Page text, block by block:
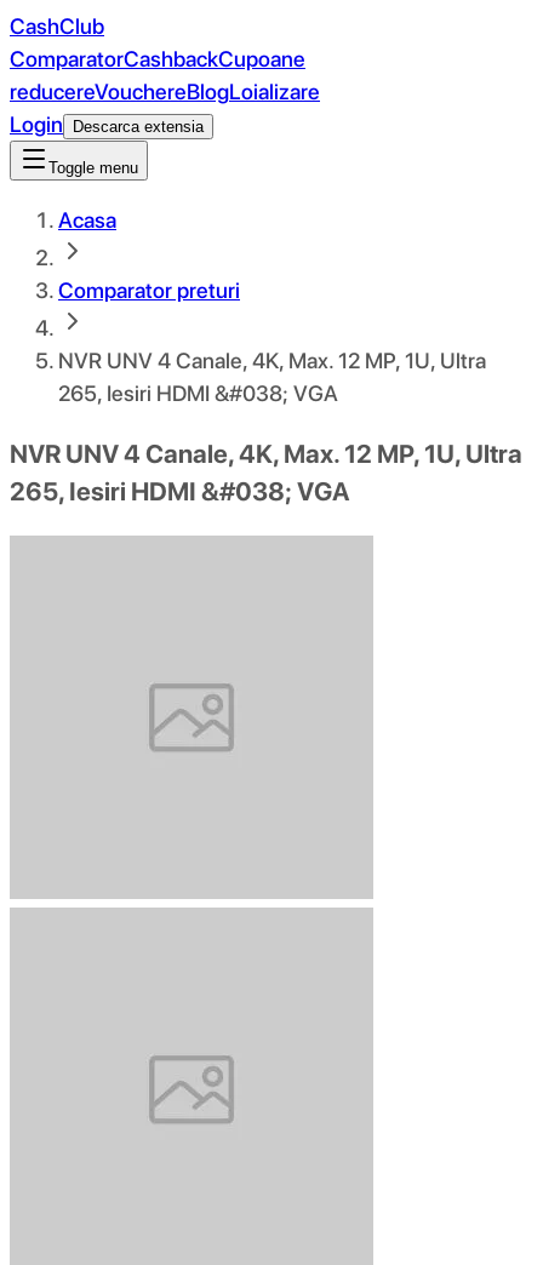
CashClub
ComparatorCashbackCupoane
reducereVouchereBlogLoializare
Login
Descarca extensia
Toggle menu
Acasa
Comparator preturi
NVR UNV 4 Canale, 4K, Max. 12 MP, 1U, Ultra
265, Iesiri HDMI &#038; VGA
NVR UNV 4 Canale, 4K, Max. 12 MP, 1U, Ultra
265, Iesiri HDMI &#038; VGA